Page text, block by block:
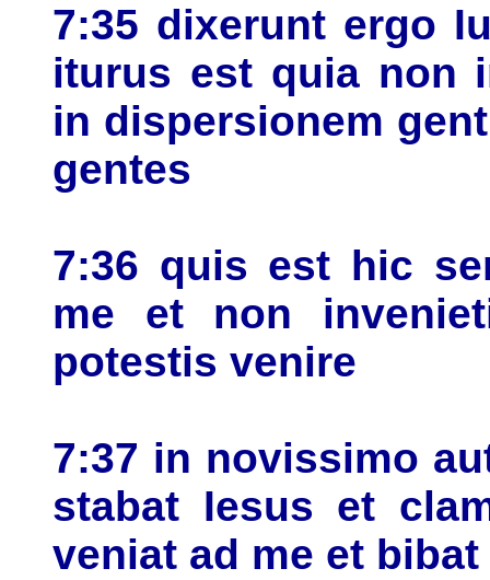
7:35 dixerunt ergo
iturus est quia non
in dispersionem
gentes
7:36 quis est hic
me et non
potestis venire
7:37 in novissimo
stabat Iesus et
veniat ad me et bibat